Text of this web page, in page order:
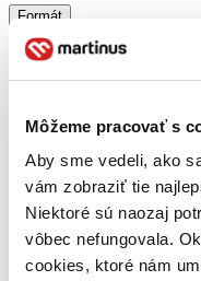
Môžeme pracovať s
Aby sme vedeli, ako
vám zobraziť tie
Niektoré sú naozaj
vôbec nefungovala.
cookies, ktoré nám
Formát
E-kniha: PDF (39
E-kniha: EPUB
E-kniha: MOBI
Zoradiť